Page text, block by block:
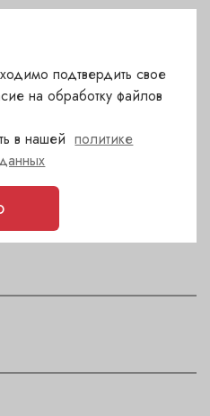
подтвердить свое
на обработку файлов
в нашейполитике